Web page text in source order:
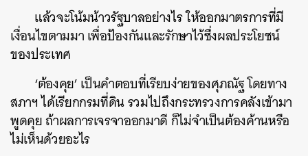
แล้วจะโน้มน้าวรัฐบาลอย่างไร ให้ออกมาตรการที่มี
เงื่อนไขตามมา เพื่อป้องกันและรักษาไว้ซึ่งผลประโยชน์
ของประเทศ
‘ต้องคุย’ เป็นคำตอบที่เรียบง่ายของศุภณัฐ โดยทาง
สภาฯ ได้เรียกกรมที่ดิน รวมไปถึงกระทรวงการคลังเข้ามา
พูดคุย ถ้าผลการเจรจาออกมาดี ก็ไม่จำเป็นต้องค้านหรือ
ไม่เห็นด้วยอะไร